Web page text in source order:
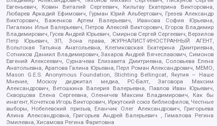
Евгеньевич, Ковин Виталий Сергеевич, Кильтау Екатерина Викторовна,
Любарев Аркадий Ефимович, Гурман Юрий Альбертович, Грезев Александр
Викторович, Важенков Артем Валерьевич, Иванова София Юрьевна,
Пигалкин Илья Валерьевич, Петров Алексей Викторович, Егоров Владимир
Владимирович, Гусев Андрей Юрьевич, Смирнов Сергей Сергеевич, Верзилов
Петр Юрьевич, ЗП, Зона права, ЖУРНАЛИСТ-ИНОСТРАННЫЙ АГЕНТ,
Вольтская Татьяна Анатольевна, Клепиковская Екатерина Дмитриевна,
Сотников Даниил Владимирович, Захаров Андрей Вячеславович, Симонов
Евгений Алексеевич, Сурначева Елизавета Дмитриевна, Соловьева Елена
Анатольевна, Арапова Галина Юрьевна, Перл Роман Александрович, МЕМО,
Mason G.E.S. Anonymous Foundation, Stichting Bellingcat, Якутия – Наше
Мнение, Москоу диджитал медиа, РС-Балт, Заговора Максим
Александрович, Ветошкина Валерия Валерьевна, Павлов Иван Юрьевич,
Скворцова Елена Сергеевна, Оленичев Максим Владимирович, Как бы
инагент, Кочетков Игорь Викторович, Иркутский союз библиофилов, Честные
выборы, Нобелевский призыв, Еланчик Олег Александрович, Григорьева
Алина Александровна, Григорьев Андрей Валерьевич , Гималова Регина
Эмилевна, Хисамова Регина Фаритовна